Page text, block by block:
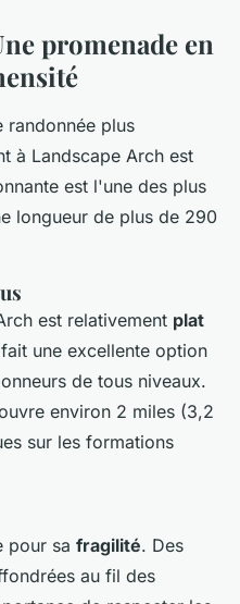
promenade en
randonnée plus
à Landscape Arch est
est l'une des plus
longueur de plus de 290
est relativement plat
une excellente option
de tous niveaux.
environ 2 miles (3,2
sur les formations
pour sa fragilité. Des
au fil des